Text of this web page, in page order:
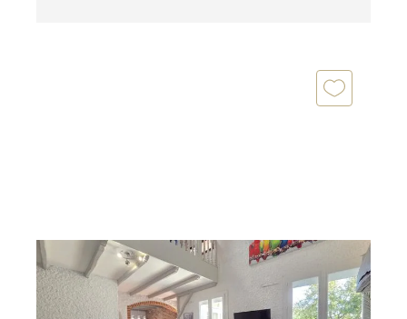
PUYGOUZON 81
134,26 m2, 6 pièces
Ref : 1938